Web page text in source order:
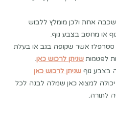
אחת ולכן מומלץ ללבוש
או מחטב בצבע גוף.
סטרפלז אשר שקופה בגב או בעלת
לפטמות שניתן לרכוש כאן.
בצבע גוף שניתן לרכוש כאן.
למצוא כאן שמלה לבנה לכל
לתורה.